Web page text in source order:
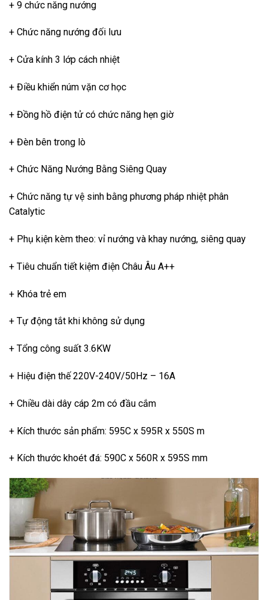
+ 9 chức năng nướng
+ Chức năng nướng đối lưu
+ Cửa kính 3 lớp cách nhiệt
+ Điều khiển núm vặn cơ học
+ Đồng hồ điện tử có chức năng hẹn giờ
+ Đèn bên trong lò
+ Chức Năng Nướng Bằng Siêng Quay
+ Chức năng tự vệ sinh bằng phương pháp nhiệt phân
Catalytic
+ Phụ kiện kèm theo: vỉ nướng và khay nướng, siêng quay
+ Tiêu chuẩn tiết kiệm điện Châu Âu A++
+ Khóa trẻ em
+ Tự động tắt khi không sử dụng
+ Tổng công suất 3.6KW
+ Hiệu điện thế 220V-240V/50Hz – 16A
+ Chiều dài dây cáp 2m có đầu cắm
+ Kích thước sản phẩm: 595C x 595R x 550S m
+ Kích thước khoét đá: 590C x 560R x 595S mm